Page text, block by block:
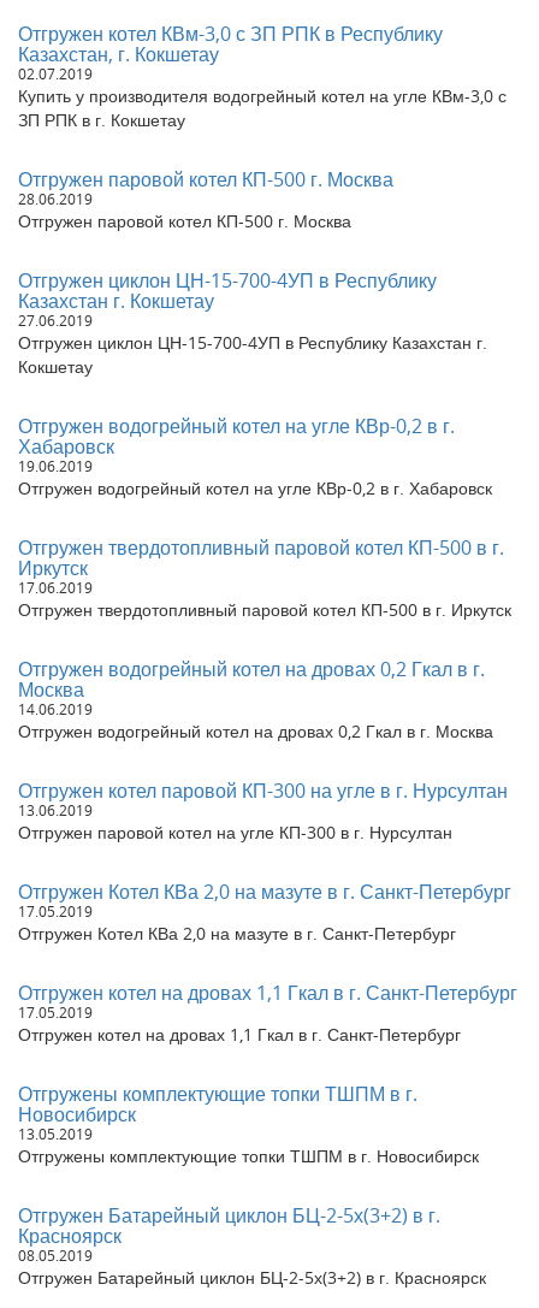
Отгружен котел угольный 0,4 Гкал в г. Волокамск Московская
область
Отгружен котел 0,4 Гкал в г. Казань Республика Татарстан
Отгружен котел 0,8 Гкал в г. Верхняя Пышма Свердловская
Отгружен котел угольный 800 кВт в г. Барнаул Алтайский край
Отгружен твердотопливный паровой котел 1000 кг в час в г.
Отгружен котел угольный 0,4 Гкал в г. Кемерово
Отгружен котел газовый 1,5 МВт в г. Тюмень
Отгружен котел 0,2 Гкал в г. Электросталь Московская
область
Отгружен котел 0,5 Гкал в г. Пенза
Отгружен котел угольный 0,5 Гкал в г. Горно-Алтайск
Республика Алтай
Отгружена блочная модульная котельная 1,6 МВт в пгт.
Хингана Еврейская автономная область
Отгружен котел угольный 0,6 Гкал в г. Камень-на-Оби
Отгружена МКУ 1,6 МВт в пгт. Хингана Еврейская автономная
область
Отгружен котел КВ 300 на угле в г. Кузнецк Пензенская
Отгружен котел угольный 0,2 Гкал в г. Кунгур Пермский край
Отгружен котел угольный 800 кВт в г. Калининград
Отгружен котел угольный 1,0 МВт в с. Краснощеково
Алтайский край
Отгружен котел 0,8 Гкал в г. Орел
Отгружен котел угольный 1,1 Гкал в г. Златоуст Челябинская
область
Отгружен котел 0,4 Гкал в г. Энгельс Саратовская область
Отгружен котел на угле 1,1 Гкал в г. Бийск Алтайский край
Отгружен котел угольный 0,2 Гкал г. Бийск Алтайский край
Отгружена труба дымовая ДУ 600 в г. Новосибирск
Отгружен котел 0,2 Гкал в г. Воскресенск Московская область
Отгружен твердотопливный паровой котел 300 кг в час в п.
Восход Свердловская область
Отгружен котел угольный 0,5 Гкал в г. Белогорск Амурская
Отгружен котел КВм-3,0 с ЗП РПК в Республику
Казахстан, г. Кокшетау
02.07.2019
Купить у производителя водогрейный котел на угле КВм-3,0 с
ЗП РПК в г. Кокшетау
Отгружен паровой котел КП-500 г. Москва
28.06.2019
Отгружен паровой котел КП-500 г. Москва
Отгружен циклон ЦН-15-700-4УП в Республику
Казахстан г. Кокшетау
27.06.2019
Отгружен циклон ЦН-15-700-4УП в Республику Казахстан г.
Кокшетау
Отгружен водогрейный котел на угле КВр-0,2 в г.
Хабаровск
19.06.2019
Отгружен водогрейный котел на угле КВр-0,2 в г. Хабаровск
Отгружен твердотопливный паровой котел КП-500 в г.
Иркутск
17.06.2019
Отгружен твердотопливный паровой котел КП-500 в г. Иркутск
Отгружен водогрейный котел на дровах 0,2 Гкал в г.
Москва
14.06.2019
Отгружен водогрейный котел на дровах 0,2 Гкал в г. Москва
Отгружен котел паровой КП-300 на угле в г. Нурсултан
13.06.2019
Отгружен паровой котел на угле КП-300 в г. Нурсултан
Отгружен Котел КВа 2,0 на мазуте в г. Санкт-Петербург
17.05.2019
Отгружен Котел КВа 2,0 на мазуте в г. Санкт-Петербург
Отгружен котел на дровах 1,1 Гкал в г. Санкт-Петербург
17.05.2019
Отгружен котел на дровах 1,1 Гкал в г. Санкт-Петербург
Отгружены комплектующие топки ТШПМ в г.
Новосибирск
13.05.2019
Отгружены комплектующие топки ТШПМ в г. Новосибирск
Отгружен Батарейный циклон БЦ-2-5х(3+2) в г.
Красноярск
08.05.2019
Отгружен Батарейный циклон БЦ-2-5х(3+2) в г. Красноярск